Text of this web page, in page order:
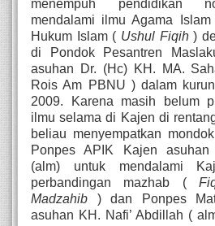
menempuh pendidikan
mendalami ilmu Agama
Hukum Islam ( Ushul Fiqih )
di Pondok Pesantren
asuhan Dr. (Hc) KH. MA.
Rois Am PBNU ) dalam
2009. Karena masih belum
ilmu selama di Kajen di
beliau menyempatkan
Ponpes APIK Kajen asuhan
(alm) untuk mendalami
perbandingan mazhab (
Madzahib ) dan Ponpes
asuhan KH. Nafi’ Abdillah (